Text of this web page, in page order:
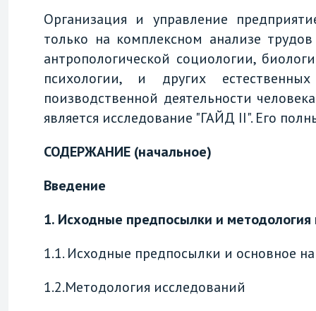
Организация и управление
только на комплексном анализе
антропологической социологии,
психологии, и других
поизводственной деятельности
является исследование "ГАЙД II". Его
СОДЕРЖАНИЕ (начальное)
Введение
1. Исходные предпосылки и методология
1.1. Исходные предпосылки и основное
1.2.Методология исследований